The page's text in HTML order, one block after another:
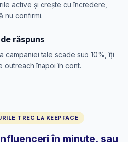
active și crește cu încredere,
nu confirmi.
răspuns
campaniei tale scade sub 10%, îți
outreach înapoi în cont.
TREC LA KEEPFACE
în minute, sau